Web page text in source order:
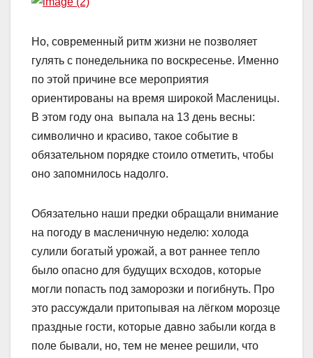
Но, современный ритм жизни не позволяет
гулять с понедельника по воскресенье. Именно
по этой причине все мероприятия
ориентированы на время широкой Масленицы.
В этом году она выпала на 13 день весны:
символично и красиво, такое событие в
обязательном порядке стоило отметить, чтобы
оно запомнилось надолго.
Обязательно наши предки обращали внимание
на погоду в масленичную неделю: холода
сулили богатый урожай, а вот раннее тепло
было опасно для будущих всходов, которые
могли попасть под заморозки и погибнуть. Про
это рассуждали притопывая на лёгком морозце
праздные гости, которые давно забыли когда в
поле бывали, но, тем не менее решили, что